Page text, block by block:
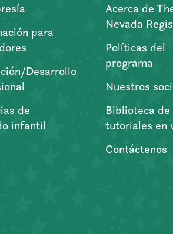
para
Desarrollo
de
infantil
Acerca de
Nevada
Políticas del
programa
Nuestros
Biblioteca de
tutoriales en
Contáctenos